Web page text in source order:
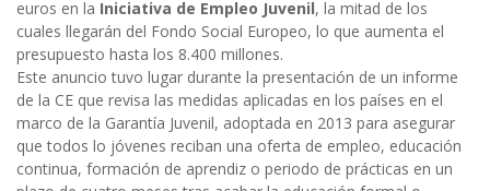
euros en la Iniciativa de Empleo Juvenil, la mitad de los
cuales llegarán del Fondo Social Europeo, lo que aumenta el
presupuesto hasta los 8.400 millones.
Este anuncio tuvo lugar durante la presentación de un informe
de la CE que revisa las medidas aplicadas en los países en el
marco de la Garantía Juvenil, adoptada en 2013 para asegurar
que todos lo jóvenes reciban una oferta de empleo, educación
continua, formación de aprendiz o periodo de prácticas en un